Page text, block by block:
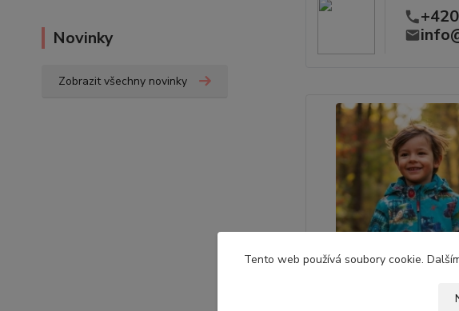
Novinky
Zobrazit všechny novinky
Tento web používá soubory cookie.